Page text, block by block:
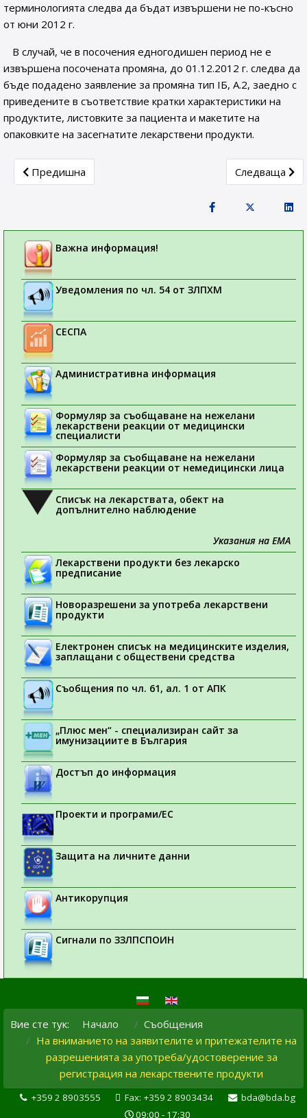
терминологията следва да бъдат извършени не по-късно
от юни 2012 г.
В случай, че в посочения едногодишен период не е
извършена посочената промяна, до 01.12.2012 г. следва да
бъде подадено заявление за промяна тип ІБ, А.2, заедно с
приведените в съответствие кратки характеристики на
продуктите, листовките за пациента и макетите на
опаковките на засегнатите лекарствени продукти.
Previous article: Европейската агенция по лекарствата
Предишна Next article:
Следваща
Важна информация!
Уведомления по чл. 54 от ЗЛПХМ
СЕСПА
Административна информация
Формуляр за съобщаване на нежелани
лекарствени реакции от медицински
специалисти
Формуляр за съобщаване на нежелани
лекарствени реакции от немедицински лица
Списък на лекарствата, обект на
допълнително наблюдение
Указания на ЕМА
Лекарствени продукти без лекарско
предписание
Новоразрешени за употреба лекарствени
продукти
Електронен списък на медицинските изделия,
заплащани с обществени средства
Съобщения по чл. 61, ал. 1 от АПК
„Плюс мен“ - специализиран сайт за
имунизациите в България
Достъп до информация
Проекти и програми/ЕС
Защита на личните данни
Антикорупция
Сигнали по ЗЗЛПСПОИН
Вие сте тук: Начало
Съобщения
На вниманието на заявителите и притежателите на
разрешенията за употреба/удостоверение за
регистрация на лекарствените продукти
+359 2 8903555 Fax: +359 2 8903434
bda@bda.bg
09:00 - 17:30